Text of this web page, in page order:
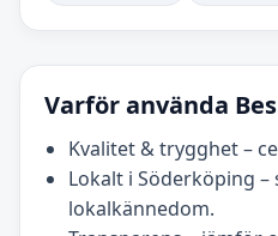
Varför använda
Kvalitet & trygghet –
Lokalt i Söderköping –
lokalkännedom.